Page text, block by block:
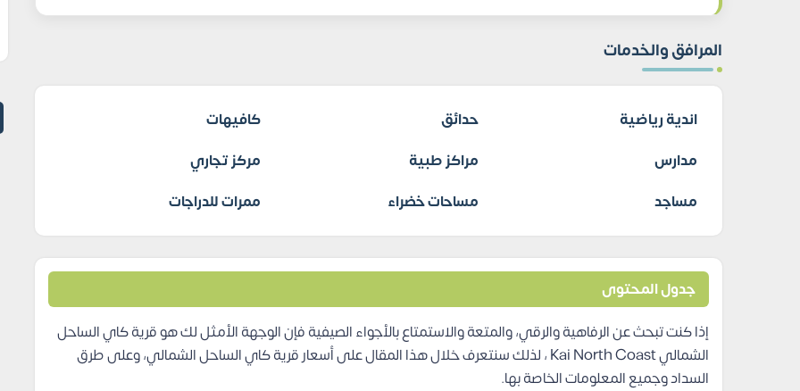
المرافق والخدمات
اندية رياضية حدائق
كافيهات
مدارس
مراكز طبية
مركز تجاري
مساجد
مساحات خضراء ممرات للدراجات
جدول المحتوى
إذا كنت تبحث عن الرفاهية والرقي، والمتعة والاستمتاع بالأجواء الصيفية فإن الوجهة الأمثل لك هو قرية كاي الساحل
الشمالي Kai North Coast ، لذلك سنتعرف خلال هذا المقال على أسعار قرية كاي الساحل الشمالي، وعلى طرق
السداد وجميع المعلومات الخاصة بها.